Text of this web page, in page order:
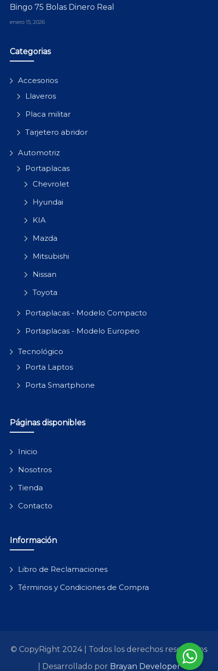
Bingo 75 Bolas Dinero Real
enero 15, 2026
Categorias
Accesorios
Llaveros
Placa militar
Tarjetero abridor
Automotriz
Portaplacas
Chevrolet
Hyundai
KIA
Mazda
Mitsubishi
Nissan
Toyota
Portaplacas - Modelo Compacto
Portaplacas - Modelo Europeo
Tecnológico
Porta Laptos
Porta Smartphone
Páginas disponibles
Inicio
Nosotros
Tienda
Contacto
Información
Libro de Reclamaciones
Términos y Condiciones de Compra
© CopyRight 2024 | Todos los derechos reservados
| Desarrollado por Brayan Developer